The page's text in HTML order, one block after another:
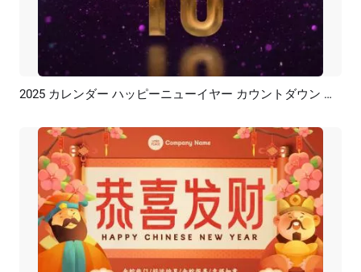
プレビュー カスタマイズ 2025 カレンダー ハッピーニューイヤー カウントダウン 花火パーティー イントロ